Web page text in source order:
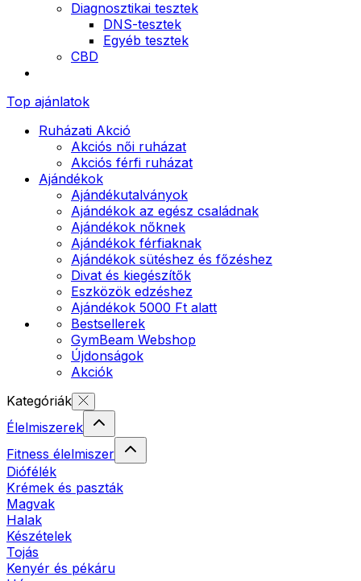
Diagnosztikai tesztek
DNS-tesztek
Egyéb tesztek
CBD
Top ajánlatok
Ruházati Akció
Akciós női ruházat
Akciós férfi ruházat
Ajándékok
Ajándékutalványok
Ajándékok az egész családnak
Ajándékok nőknek
Ajándékok férfiaknak
Ajándékok sütéshez és főzéshez
Divat és kiegészítők
Eszközök edzéshez
Ajándékok 5000 Ft alatt
Bestsellerek
GymBeam Webshop
Újdonságok
Akciók
Kategóriák
Élelmiszerek
Fitness élelmiszer
Diófélék
Krémek és paszták
Magvak
Halak
Készételek
Tojás
Kenyér és pékáru